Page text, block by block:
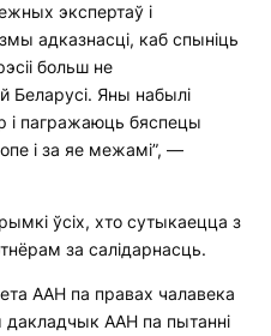
экспертаў і
адказнасці, каб спыніць
больш не
Яны набылі
і пагражаюць бяспецы
і за яе межамі”, —
ўсіх, хто сутыкаецца з
за салідарнасць.
ААН па правах чалавека
ААН па пытанні